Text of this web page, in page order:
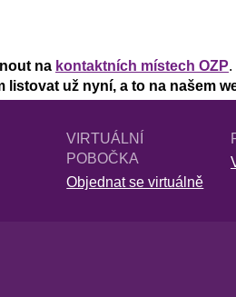
na kontaktních místech OZP.
už nyní, a to na našem
VIRTUÁLNÍ
POBOČKA
Objednat se virtuálně